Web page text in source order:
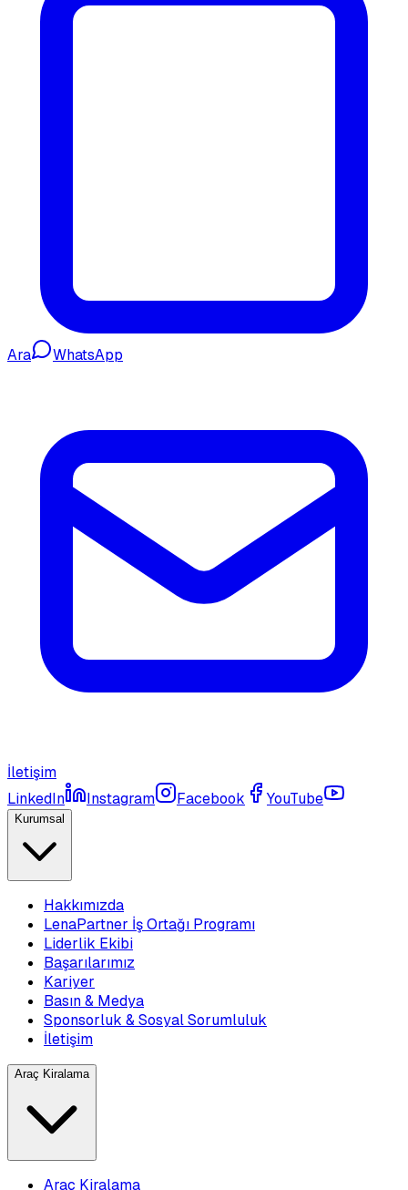
Ara WhatsApp
İletişim
LinkedIn
Instagram Facebook YouTube
Kurumsal
Hakkımızda
LenaPartner İş Ortağı Programı
Liderlik Ekibi
Başarılarımız
Kariyer
Basın & Medya
Sponsorluk & Sosyal Sorumluluk
İletişim
Araç Kiralama
Araç Kiralama